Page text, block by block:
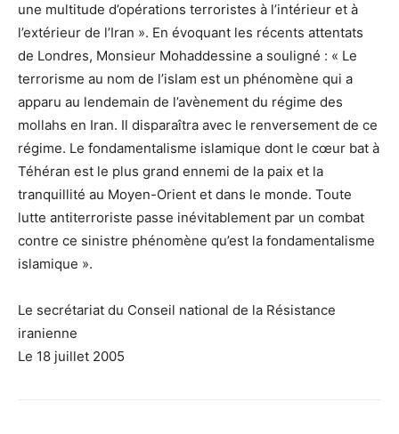
une multitude d’opérations terroristes à l’intérieur et à
l’extérieur de l’Iran ». En évoquant les récents attentats
de Londres, Monsieur Mohaddessine a souligné : « Le
terrorisme au nom de l’islam est un phénomène qui a
apparu au lendemain de l’avènement du régime des
mollahs en Iran. Il disparaîtra avec le renversement de ce
régime. Le fondamentalisme islamique dont le cœur bat à
Téhéran est le plus grand ennemi de la paix et la
tranquillité au Moyen-Orient et dans le monde. Toute
lutte antiterroriste passe inévitablement par un combat
contre ce sinistre phénomène qu’est la fondamentalisme
islamique ».
Le secrétariat du Conseil national de la Résistance
iranienne
Le 18 juillet 2005